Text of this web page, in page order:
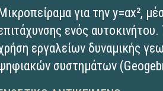
για την y=αx²,
ενός
εργαλείων δυναμικής
συστημάτων